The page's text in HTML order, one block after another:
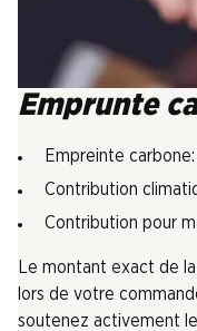
Emprunte
Empreinte
Contribution
Contribution pour
Le montant exact de
lors de votre
soutenez activement